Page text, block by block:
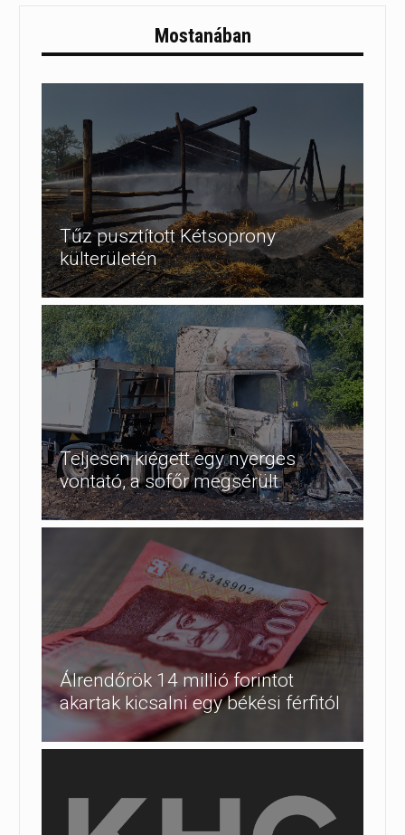
Mostanában
Tűz pusztított Kétsoprony
külterületén
Teljesen kiégett egy nyerges
vontató, a sofőr megsérült
Álrendőrök 14 millió forintot
akartak kicsalni egy békési férfitól